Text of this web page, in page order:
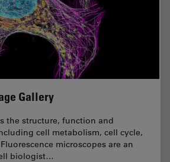
Gallery
the structure, function and
cell metabolism, cell cycle,
microscopes are an
biologist…